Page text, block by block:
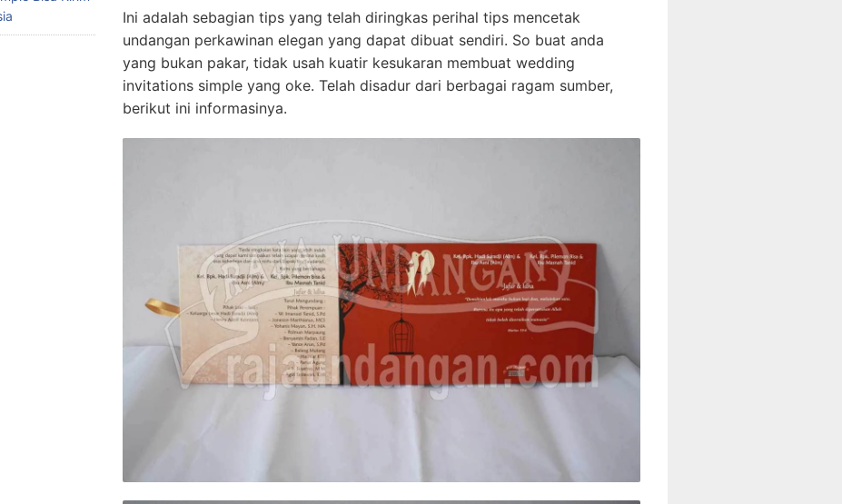
Ini adalah sebagian tips yang telah diringkas perihal tips mencetak
undangan perkawinan elegan yang dapat dibuat sendiri. So buat anda
yang bukan pakar, tidak usah kuatir kesukaran membuat wedding
invitations simple yang oke. Telah disadur dari berbagai ragam sumber,
berikut ini informasinya.